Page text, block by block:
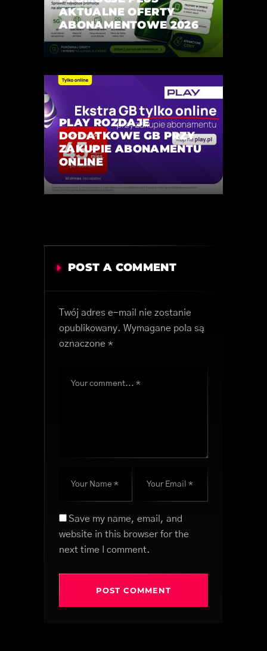
AKTUALNE OFERTY
ABONAMENTOWE 2026
PLAY ROZDAJE
DODATKOWE GB PRZY
ZAKUPIE ABONAMENTU
ONLINE
POST A COMMENT
Twój adres e-mail nie zostanie
opublikowany. Wymagane pola są
oznaczone *
Save my name, email, and
website in this browser for the
next time I comment.